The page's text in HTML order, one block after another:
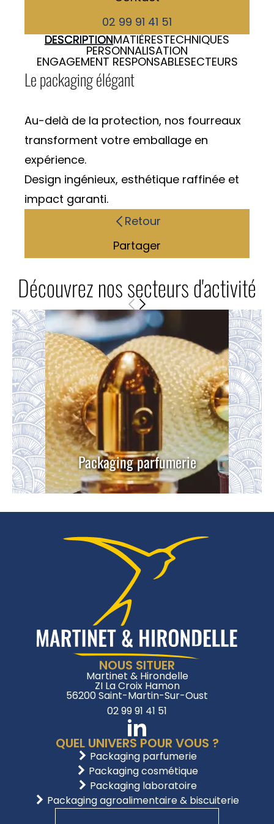
Chiffres clés
Marchés
ACTUALITÉS
Contact
02 99 91 41 51
DESCRIPTIONMATIÈRESTECHNIQUES
PERSONNALISATION
ENGAGEMENT RESPONSABLESECTEURS
Le packaging élégant
Au-delà de la protection, nos fourreaux
transforment votre emballage en
expérience.
Design ingénieux, esthétique raffinée et
impact garanti.
Retour
Partager
Découvrez nos secteurs d'activité
Packaging parfumerie
NOUS SITUER
Martinet & Hirondelle
ZI La Croix Hamon
56200 Saint-Martin-Sur-Oust
02 99 91 41 51
QUEL UNIVERS POUR VOUS ?
Packaging parfumerie
Packaging cosmétique
Packaging laboratoire
Packaging agroalimentaire & biscuiterie